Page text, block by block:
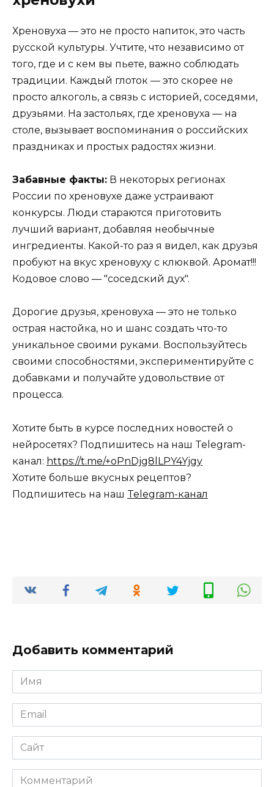
Хреновуха — это не просто напиток, это часть
русской культуры. Учтите, что независимо от
того, где и с кем вы пьете, важно соблюдать
традиции. Каждый глоток — это скорее не
просто алкоголь, а связь с историей, соседями,
друзьями. На застольях, где хреновуха — на
столе, вызывает воспоминания о российских
праздниках и простых радостях жизни.
Забавные факты: В некоторых регионах
России по хреновухе даже устраивают
конкурсы. Люди стараются приготовить
лучший вариант, добавляя необычные
ингредиенты. Какой-то раз я видел, как друзья
пробуют на вкус хреновуху с клюквой. Аромат!!!
Кодовое слово — "соседский дух".
Дорогие друзья, хреновуха — это не только
острая настойка, но и шанс создать что-то
уникальное своими руками. Воспользуйтесь
своими способностями, экспериментируйте с
добавками и получайте удовольствие от
процесса.
Хотите быть в курсе последних новостей о
нейросетях? Подпишитесь на наш Telegram-
канал: https://t.me/+oPnDjg8lLPY4Yjgy
Хотите больше вкусных рецептов?
Подпишитесь на наш Telegram-канал
Добавить комментарий
Имя
*
Email
*
Сайт
Комментарий